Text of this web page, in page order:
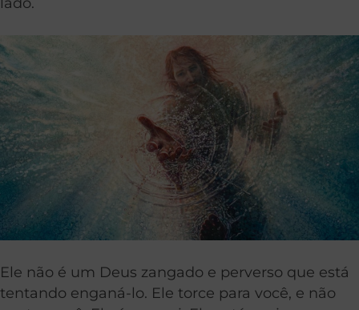
Ele não é um Deus zangado e perverso que está
tentando enganá-lo. Ele torce para você, e não